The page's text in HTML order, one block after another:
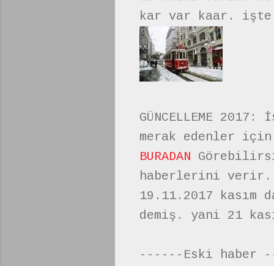
kar var kaar. işte
GÜNCELLEME
merak edenler için
BURADAN
haberlerini verir.
19.11.2017
demiş. yani 21
------Eski haber